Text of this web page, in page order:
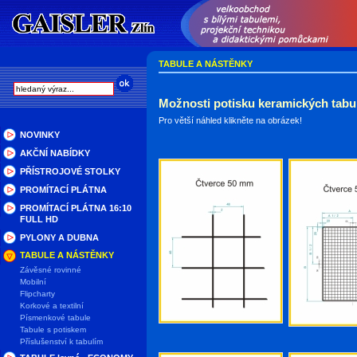
NOVINKY
AKČNÍ NABÍDKY
PŘÍSTROJOVÉ STOLKY
PROMÍTACÍ PLÁTNA
PROMÍTACÍ PLÁTNA 16:10
FULL HD
PYLONY A DUBNA
TABULE A NÁSTĚNKY
Závěsné rovinné
Mobilní
Flipcharty
Korkové a textilní
Písmenkové tabule
Tabule s potiskem
Příslušenství k tabulím
TABULE A NÁSTĚNKY
Možnosti potisku keramických
Pro větší náhled klikněte na obrázek!